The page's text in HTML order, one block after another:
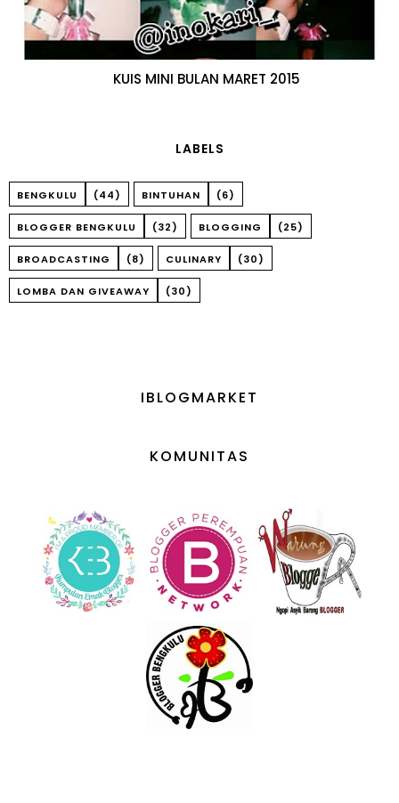
KUIS MINI BULAN MARET 2015
LABELS
BENGKULU (44) BINTUHAN (6)
BLOGGER BENGKULU (32) BLOGGING (25)
BROADCASTING (8) CULINARY (30)
LOMBA DAN GIVEAWAY (30)
IBLOGMARKET
KOMUNITAS